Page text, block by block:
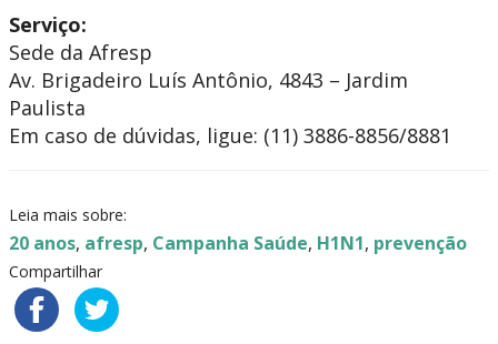
Serviço:
Sede da Afresp
Av. Brigadeiro Luís Antônio, 4843 – Jardim
Paulista
Em caso de dúvidas, ligue: (11) 3886-8856/8881
Leia mais sobre:
20 anos, afresp, Campanha Saúde, H1N1, prevenção
Compartilhar